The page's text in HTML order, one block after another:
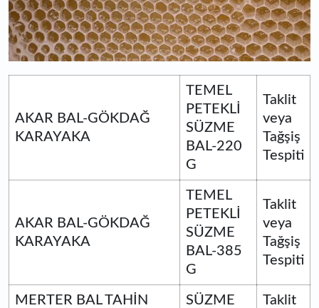
AKAR BAL-GÖKDAĞ
KARAYAKA
TEMEL
PETEKLİ
SÜZME
BAL-220
G
Taklit
veya
Tağşiş
Tespiti
AKAR BAL-GÖKDAĞ
KARAYAKA
TEMEL
PETEKLİ
SÜZME
BAL-385
G
Taklit
veya
Tağşiş
Tespiti
MERTER BAL TAHİN
SÜZME
Taklit